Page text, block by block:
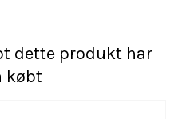
dette produkt har
købt